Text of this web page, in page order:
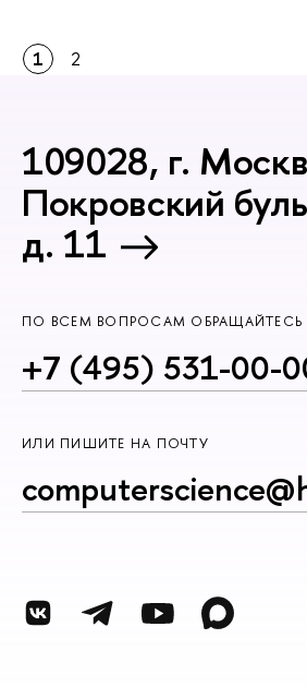
1 2
109028, г.
Покровский
д. 11
ПО ВСЕМ ВОПРОСАМ
+7 (495) 531-00-
ИЛИ ПИШИТЕ НА ПОЧТУ